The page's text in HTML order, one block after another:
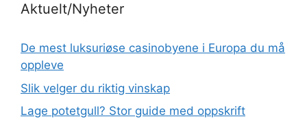
Aktuelt/Nyheter
De mest luksuriøse casinobyene i Europa du må
oppleve
Slik velger du riktig vinskap
Lage potetgull? Stor guide med oppskrift